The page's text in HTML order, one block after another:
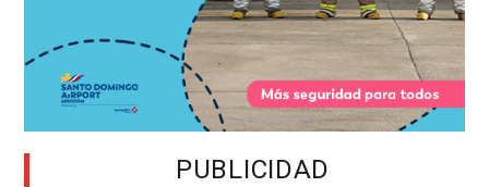
PUBLICIDAD